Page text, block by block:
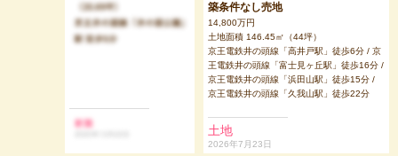
築条件なし売地
14,800万円
土地面積 146.45㎡（44坪）
京王電鉄井の頭線「高井戸駅」徒歩6分 / 京
王電鉄井の頭線「富士見ヶ丘駅」徒歩16分 /
京王電鉄井の頭線「浜田山駅」徒歩15分 /
京王電鉄井の頭線「久我山駅」徒歩22分
土地
2026年7月23日